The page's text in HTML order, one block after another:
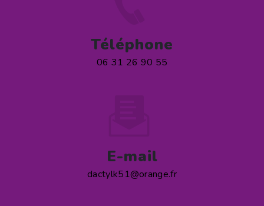
Téléphone
06 31 26 90 55
E-mail
dactylk51@orange.fr